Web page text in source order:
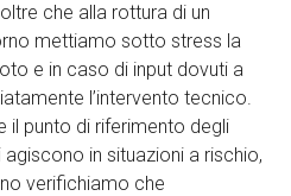
che alla rottura di un
mettiamo sotto stress la
e in caso di input dovuti a
l’intervento tecnico.
il punto di riferimento degli
in situazioni a rischio,
verifichiamo che